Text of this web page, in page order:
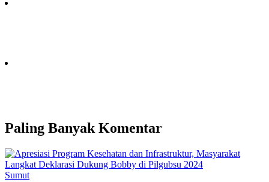
Paling Banyak Komentar
Sumut